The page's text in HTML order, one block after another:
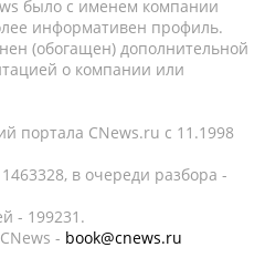
было с именем компании
информативен профиль.
(обогащен) дополнительной
о компании или
портала CNews.ru c 11.1998
в очереди разбора -
- 199231.
- book@cnews.ru